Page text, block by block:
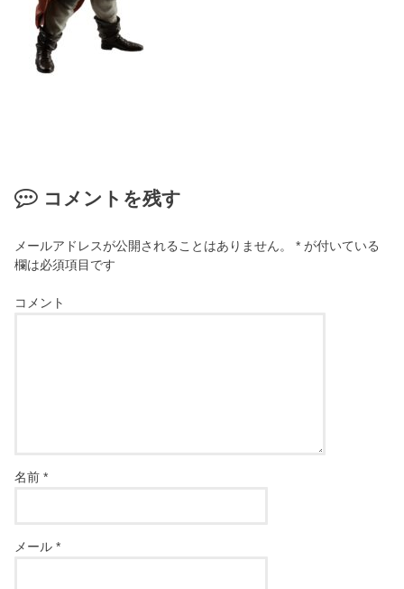
コメントを残す
メールアドレスが公開されることはありません。 * が付いている
欄は必須項目です
コメント
名前*
メール*